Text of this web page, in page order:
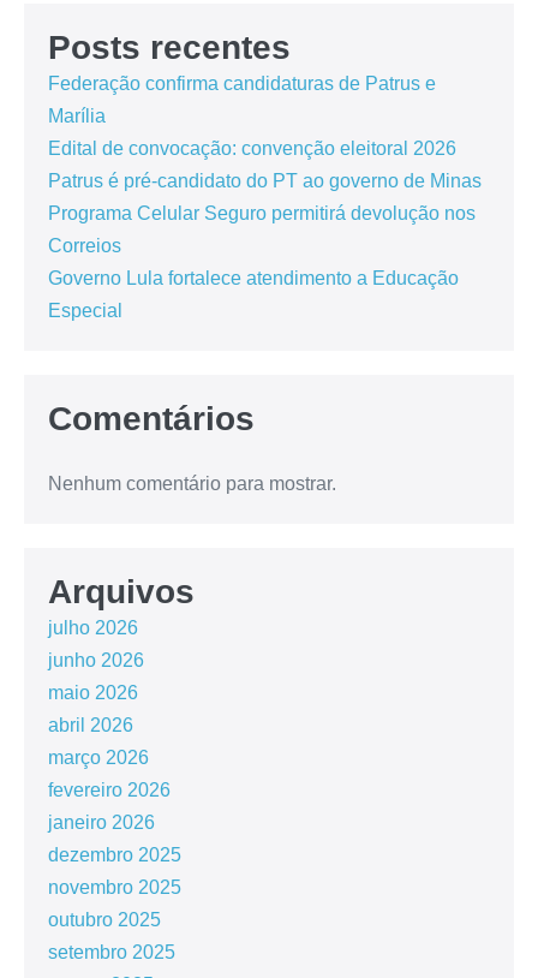
Posts recentes
Federação confirma candidaturas de Patrus e
Marília
Edital de convocação: convenção eleitoral 2026
Patrus é pré-candidato do PT ao governo de Minas
Programa Celular Seguro permitirá devolução nos
Correios
Governo Lula fortalece atendimento a Educação
Especial
Comentários
Nenhum comentário para mostrar.
Arquivos
julho 2026
junho 2026
maio 2026
abril 2026
março 2026
fevereiro 2026
janeiro 2026
dezembro 2025
novembro 2025
outubro 2025
setembro 2025